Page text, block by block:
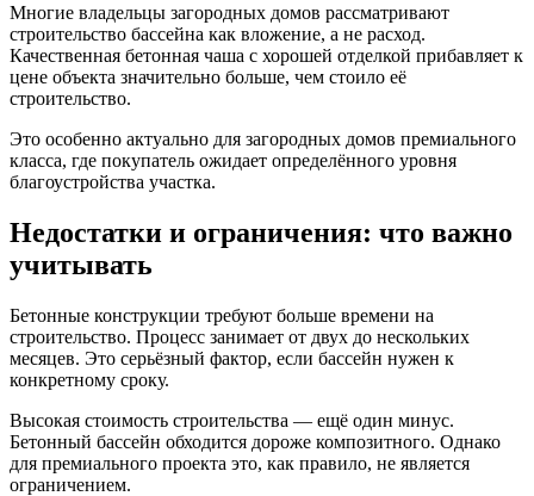
Многие владельцы загородных домов рассматривают
строительство бассейна как вложение, а не расход.
Качественная бетонная чаша с хорошей отделкой прибавляет к
цене объекта значительно больше, чем стоило её
строительство.
Это особенно актуально для загородных домов премиального
класса, где покупатель ожидает определённого уровня
благоустройства участка.
Недостатки и ограничения: что важно
учитывать
Бетонные конструкции требуют больше времени на
строительство. Процесс занимает от двух до нескольких
месяцев. Это серьёзный фактор, если бассейн нужен к
конкретному сроку.
Высокая стоимость строительства — ещё один минус.
Бетонный бассейн обходится дороже композитного. Однако
для премиального проекта это, как правило, не является
ограничением.